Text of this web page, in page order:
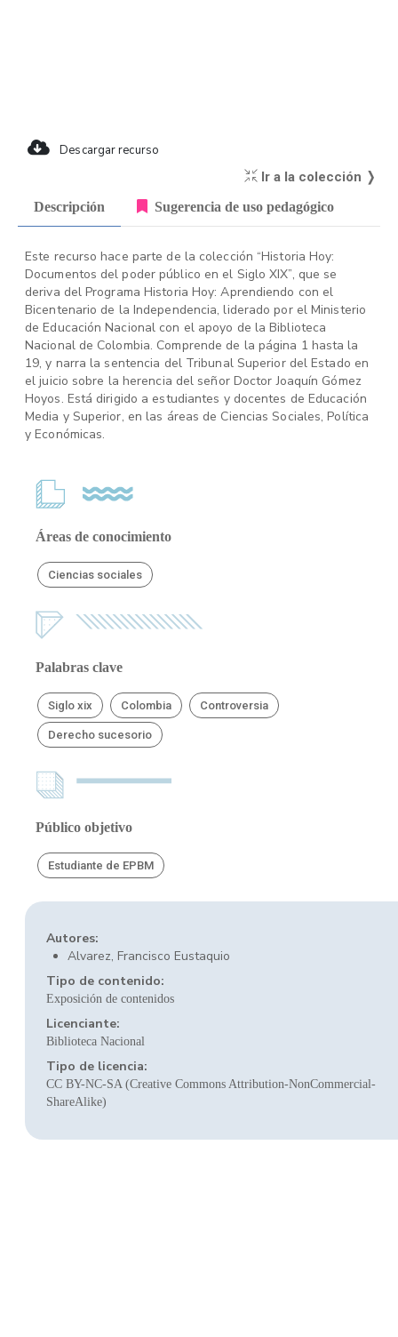
Descargar recurso
Ir a la colección ❭
Descripción Sugerencia de uso pedagógico
Este recurso hace parte de la colección “Historia Hoy:
Documentos del poder público en el Siglo XIX”, que se
deriva del Programa Historia Hoy: Aprendiendo con el
Bicentenario de la Independencia, liderado por el Ministerio
de Educación Nacional con el apoyo de la Biblioteca
Nacional de Colombia. Comprende de la página 1 hasta la
19, y narra la sentencia del Tribunal Superior del Estado en
el juicio sobre la herencia del señor Doctor Joaquín Gómez
Hoyos. Está dirigido a estudiantes y docentes de Educación
Media y Superior, en las áreas de Ciencias Sociales, Política
y Económicas.
Áreas de conocimiento
Ciencias sociales
Palabras clave
Siglo xix Colombia Controversia
Derecho sucesorio
Público objetivo
Estudiante de EPBM
Autores:
Alvarez, Francisco Eustaquio
Tipo de contenido:
Exposición de contenidos
Licenciante:
Biblioteca Nacional
Tipo de licencia:
CC BY-NC-SA (Creative Commons Attribution-NonCommercial-
ShareAlike)